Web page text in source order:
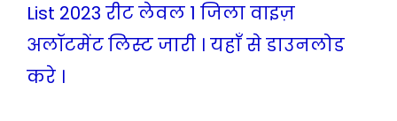
List 2023 रीट लेवल 1 जिला वाइज़
अलॉटमेंट लिस्ट जारी । यहाँ से डाउनलोड
करे ।